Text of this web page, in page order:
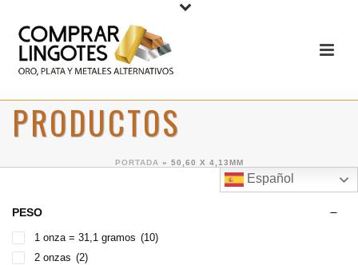
PRODUCTOS
PORTADA » 50,60 X 4,13MM
Español
PESO
1 onza = 31,1 gramos (10)
2 onzas (2)